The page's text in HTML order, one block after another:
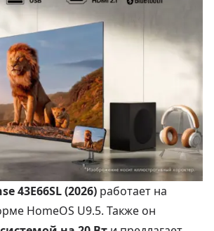
43E66SL (2026) работает на
HomeOS U9.5. Также он